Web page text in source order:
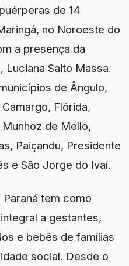
de 14
no Noroeste do
a presença da
Luciana Saito Massa.
de Ângulo,
Flórida,
de Mello,
Paiçandu, Presidente
e São Jorge do Ivaí.
tem como
a gestantes,
e bebês de famílias
social. Desde o